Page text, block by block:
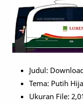
Judul:
Tema: Putih
Ukuran File: